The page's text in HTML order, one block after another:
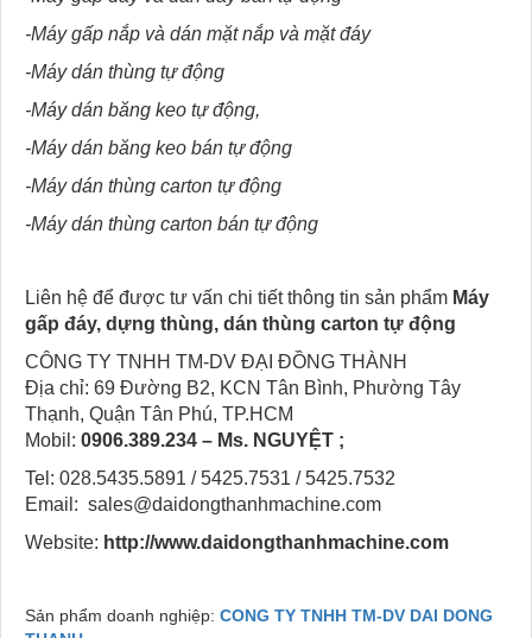
-Máy gấp nắp và dán mặt nắp và mặt đáy
-Máy dán thùng tự động
-Máy dán băng keo tự động,
-Máy dán băng keo bán tự động
-Máy dán thùng carton tự động
-Máy dán thùng carton bán tự động
Liên hệ để được tư vấn chi tiết thông tin sản phẩm Máy
gấp đáy, dựng thùng, dán thùng carton tự động
CÔNG TY TNHH TM-DV ĐẠI ĐỒNG THÀNH
Địa chỉ: 69 Đường B2, KCN Tân Bình, Phường Tây
Thạnh, Quận Tân Phú, TP.HCM
Mobil: 0906.389.234 – Ms. NGUYỆT ;
Tel: 028.5435.5891 / 5425.7531 / 5425.7532
Email: sales@daidongthanhmachine.com
Website: http://www.daidongthanhmachine.com
Sản phẩm doanh nghiệp: CONG TY TNHH TM-DV DAI DONG